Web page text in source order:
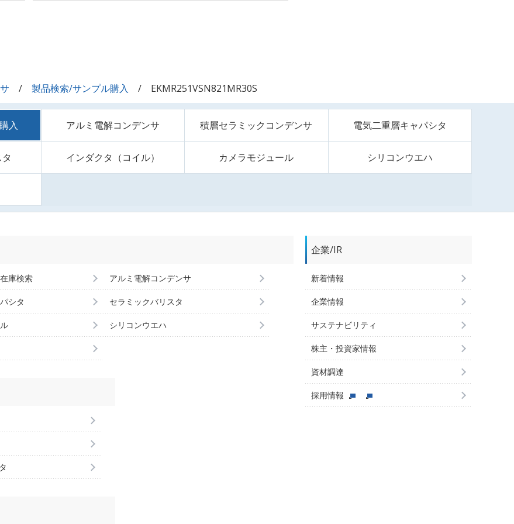
製品検索/サンプル購入 EKMR251VSN821MR30S
入 アルミ電解コンデンサ 積層セラミックコンデンサ 電気二重層キャパシタ
インダクタ（コイル） カメラモジュール シリコンウエハ
庫検索 アルミ電解コンデンサ
シタ セラミックバリスタ
シリコンウエハ
企業/IR
新着情報
企業情報
サステナビリティ
株主・投資家情報
資材調達
採用情報